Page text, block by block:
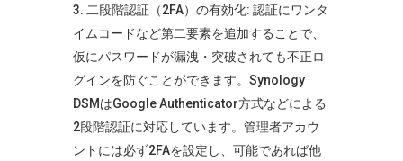
二段階認証（2FA）の有効化: 認証にワンタ
イムコードなど第二要素を追加することで、
仮にパスワードが漏洩・突破されても不正ロ
グインを防ぐことができます​。Synology
DSMはGoogle Authenticator方式などによる
2段階認証に対応しています。管理者アカウ
ントには必ず2FAを設定し、可能であれば他